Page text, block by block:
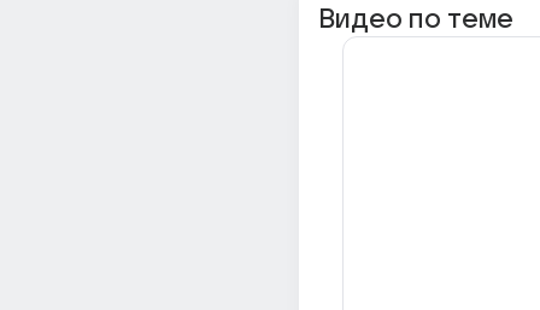
Видео по теме